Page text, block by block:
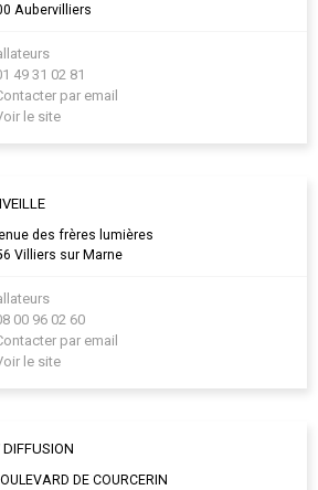
Aubervilliers
49 31 02 81
par email
le site
des frères lumières
Villiers sur Marne
00 96 02 60
par email
le site
DIFFUSION
DE COURCERIN